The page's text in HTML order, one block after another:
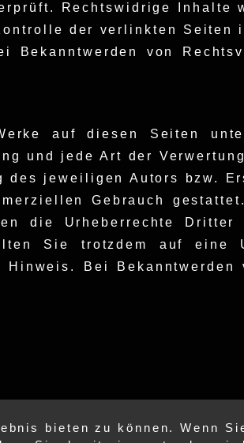
Rechtswidrige Inhalte
der verlinkten Seiten
Bekanntwerden von
auf diesen Seiten
und jede Art der
jeweiligen Autors bzw.
Gebrauch
die Urheberrechte Dritter
Sie trotzdem auf eine
Bei Bekanntwerden
bieten zu können. Wenn